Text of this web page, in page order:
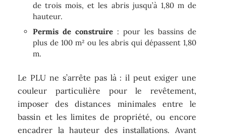
de trois mois, et les abris jusqu’à 1,80 m de
hauteur.
Permis de construire : pour les bassins de
plus de 100 m² ou les abris qui dépassent 1,80
m.
Le PLU ne s’arrête pas là : il peut exiger une
couleur particulière pour le revêtement,
imposer des distances minimales entre le
bassin et les limites de propriété, ou encore
encadrer la hauteur des installations. Avant